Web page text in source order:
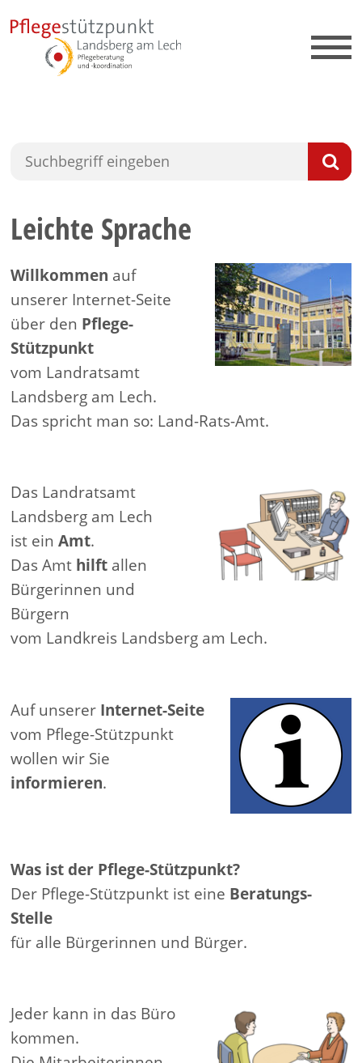
Leichte Sprache
Willkommen auf
unserer Internet-Seite
über den Pflege-
Stützpunkt
vom Landratsamt
Landsberg am Lech.
Das spricht man so: Land-Rats-Amt.
Das Landratsamt
Landsberg am Lech
ist einAmt.
Das Amt hilft allen
Bürgerinnen und
Bürgern
vom Landkreis Landsberg am Lech.
Auf unserer Internet-Seite
vom Pflege-Stützpunkt
wollen wir Sie
informieren.
Was ist der Pflege-Stützpunkt?
Der Pflege-Stützpunkt ist eine Beratungs-
Stelle
für alle Bürgerinnen und Bürger.
Jeder kann in das Büro
kommen.